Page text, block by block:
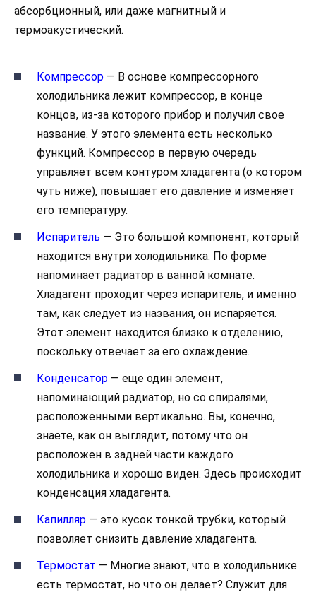
абсорбционный, или даже магнитный и
термоакустический.
Компрессор — В основе компрессорного
холодильника лежит компрессор, в конце
концов, из-за которого прибор и получил свое
название. У этого элемента есть несколько
функций. Компрессор в первую очередь
управляет всем контуром хладагента (о котором
чуть ниже), повышает его давление и изменяет
его температуру.
Испаритель — Это большой компонент, который
находится внутри холодильника. По форме
напоминает радиатор в ванной комнате.
Хладагент проходит через испаритель, и именно
там, как следует из названия, он испаряется.
Этот элемент находится близко к отделению,
поскольку отвечает за его охлаждение.
Конденсатор — еще один элемент,
напоминающий радиатор, но со спиралями,
расположенными вертикально. Вы, конечно,
знаете, как он выглядит, потому что он
расположен в задней части каждого
холодильника и хорошо виден. Здесь происходит
конденсация хладагента.
Капилляр — это кусок тонкой трубки, который
позволяет снизить давление хладагента.
Термостат — Многие знают, что в холодильнике
есть термостат, но что он делает? Служит для